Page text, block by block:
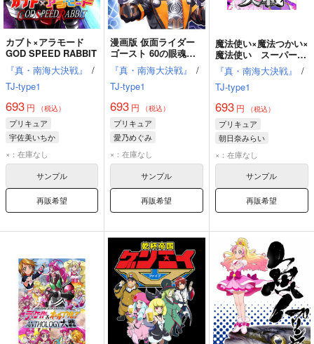
カブト×アラモード
GOD SPEED RABBIT
『真・南海大決戦』
/
TJ-type1
693 円 （税込）
プリキュア
宇佐美いちか
仮面ライダーカブト
×：在庫なし
サンプル
再販希望
漫画版 仮面ライダー
ゴースト 60の眼魂と3
人のアイドル
『真・南海大決戦』
/
TJ-type1
693 円 （税込）
プリキュア
愛乃めぐみ
仮面ライダーゴースト
レッドマン
×：在庫なし
サンプル
再販希望
魔法使い×魔法つかい×
魔法使い スーパーマ
ホー大戦
『真・南海大決戦』
/
TJ-type1
693円 （税込）
プリキュア
朝日奈みらい
十六夜リコ
仮面ライダーウィザード
×：在庫なし
サンプル
再販希望